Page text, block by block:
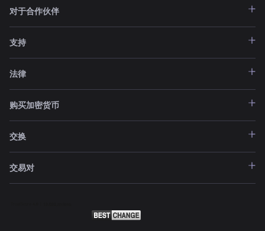
对于合作伙伴
支持
法律
购买加密货币
交换
交易对